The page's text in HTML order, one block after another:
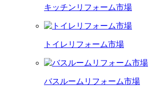
キッチンリフォーム市場
トイレリフォーム市場
バスルームリフォーム市場